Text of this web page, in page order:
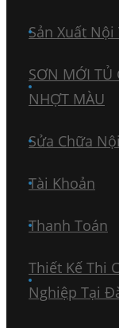
Sản Xuất Nội
SƠN MỚI TỦ
NHỢT MÀU
Sửa Chữa
Tài Khoản
Thanh Toán
Thiết Kế Thi
Nghiệp Tại